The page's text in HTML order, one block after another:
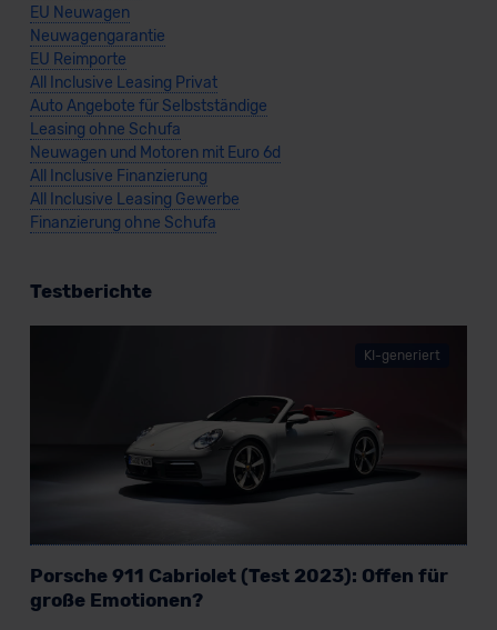
EU Neuwagen
Neuwagengarantie
EU Reimporte
All Inclusive Leasing Privat
Auto Angebote für Selbstständige
Leasing ohne Schufa
Neuwagen und Motoren mit Euro 6d
All Inclusive Finanzierung
All Inclusive Leasing Gewerbe
Finanzierung ohne Schufa
Testberichte
KI-generiert
Porsche 911 Cabriolet (Test 2023): Offen für
große Emotionen?